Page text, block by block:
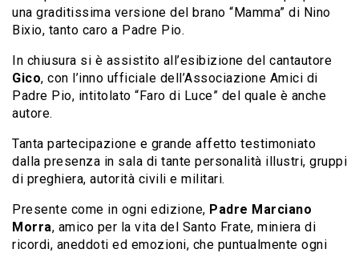
una graditissima versione del brano “Mamma” di Nino
Bixio, tanto caro a Padre Pio.
In chiusura si è assistito all’esibizione del cantautore
Gico, con l’inno ufficiale dell’Associazione Amici di
Padre Pio, intitolato “Faro di Luce” del quale è anche
autore.
Tanta partecipazione e grande affetto testimoniato
dalla presenza in sala di tante personalità illustri, gruppi
di preghiera, autorità civili e militari.
Presente come in ogni edizione, Padre Marciano
Morra, amico per la vita del Santo Frate, miniera di
ricordi, aneddoti ed emozioni, che puntualmente ogni